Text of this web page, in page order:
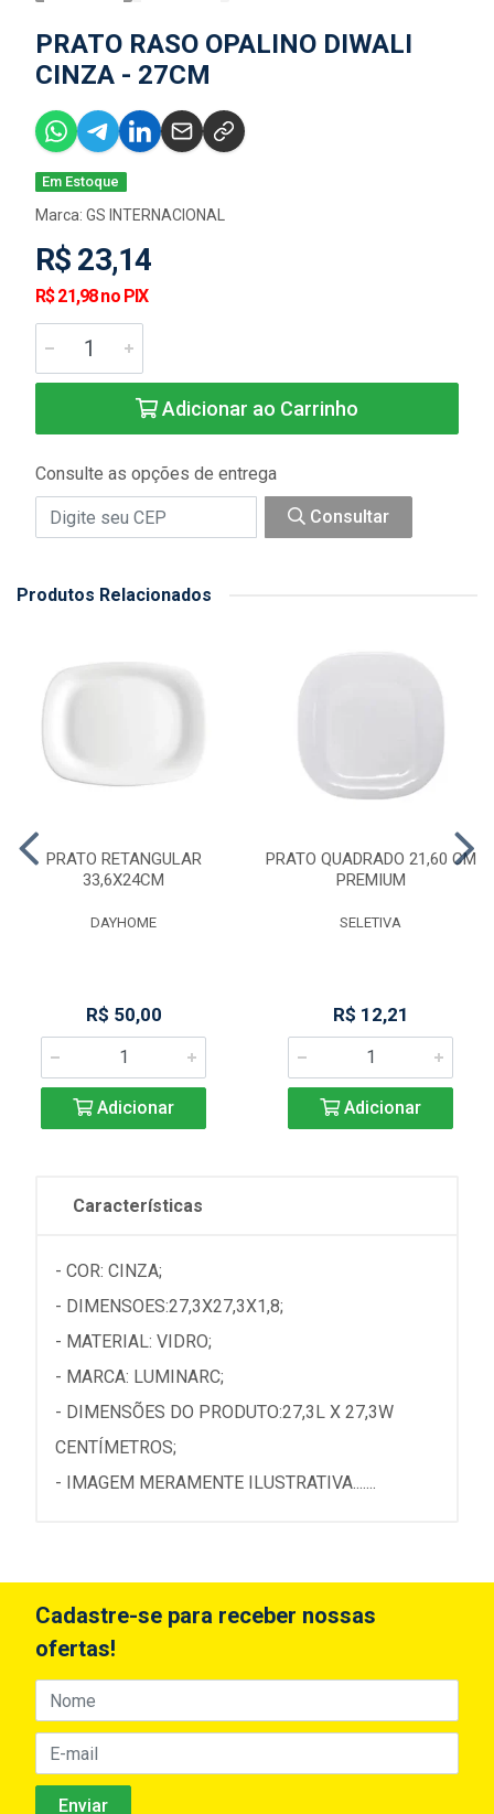
PRATO RASO OPALINO DIWALI
CINZA - 27CM
Em Estoque
Marca: GS INTERNACIONAL
R$ 23,14
R$ 21,98 no PIX
Adicionar ao Carrinho
Consulte as opções de entrega
Consultar
Produtos Relacionados
PRATO RETANGULAR
33,6X24CM
DAYHOME
R$ 50,00
Adicionar
PRATO QUADRADO 21,60 CM
PREMIUM
SELETIVA
R$ 12,21
Adicionar
Características
- COR: CINZA;
- DIMENSOES:27,3X27,3X1,8;
- MATERIAL: VIDRO;
- MARCA: LUMINARC;
- DIMENSÕES DO PRODUTO:27,3L X 27,3W
CENTÍMETROS;
- IMAGEM MERAMENTE ILUSTRATIVA.......
Cadastre-se para receber nossas
ofertas!